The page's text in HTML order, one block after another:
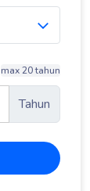
max 20 tahun
Tahun